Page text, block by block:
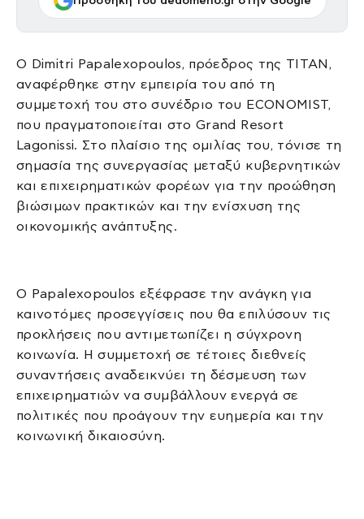
Ο Dimitri Papalexopoulos, πρόεδρος της TITAN,
αναφέρθηκε στην εμπειρία του από τη
συμμετοχή του στο συνέδριο του ECONOMIST,
που πραγματοποιείται στο Grand Resort
Lagonissi. Στο πλαίσιο της ομιλίας του, τόνισε τη
σημασία της συνεργασίας μεταξύ κυβερνητικών
και επιχειρηματικών φορέων για την προώθηση
βιώσιμων πρακτικών και την ενίσχυση της
οικονομικής ανάπτυξης.
Ο Papalexopoulos εξέφρασε την ανάγκη για
καινοτόμες προσεγγίσεις που θα επιλύσουν τις
προκλήσεις που αντιμετωπίζει η σύγχρονη
κοινωνία. Η συμμετοχή σε τέτοιες διεθνείς
συναντήσεις αναδεικνύει τη δέσμευση των
επιχειρηματιών να συμβάλλουν ενεργά σε
πολιτικές που προάγουν την ευημερία και την
κοινωνική δικαιοσύνη.